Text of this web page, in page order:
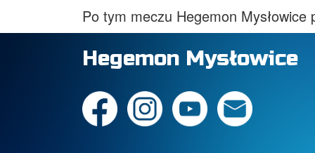
Po tym meczu Hegemon Mysłowice
Hegemon Mysłowice